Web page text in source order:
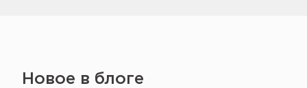
Новое в блоге